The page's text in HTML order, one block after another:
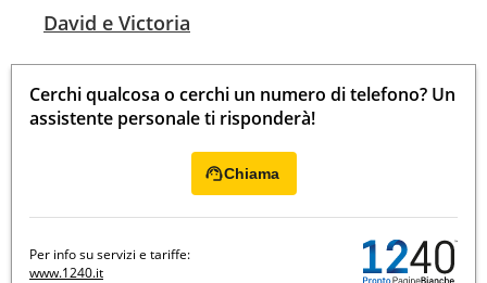
David e Victoria
Cerchi qualcosa o cerchi un numero di telefono? Un
assistente personale ti risponderà!
Chiama
Per info su servizi e tariffe:
www.1240.it